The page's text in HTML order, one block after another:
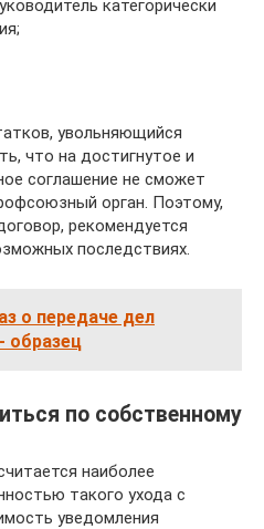
категорически
увольняющийся
что на достигнутое и
соглашение не сможет
орган. Поэтому,
рекомендуется
последствиях.
о передаче дел
образец
по собственному
наиболее
такого ухода с
уведомления